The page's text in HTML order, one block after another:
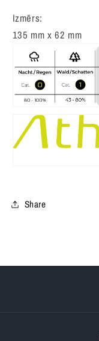
Izmērs:
135 mm x 62 mm
Share